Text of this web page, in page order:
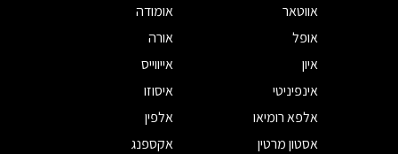
אווטאר
אומודה
אופל
אורה
איון
אייווייס
אינפיניטי
איסוזו
אלפא רומיאו
אלפין
אסטון מרטין
אקספנג